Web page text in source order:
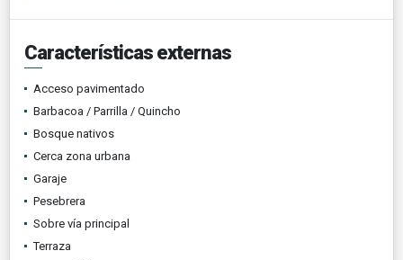
Características externas
Acceso pavimentado
Barbacoa / Parrilla / Quincho
Bosque nativos
Cerca zona urbana
Garaje
Pesebrera
Sobre vía principal
Terraza